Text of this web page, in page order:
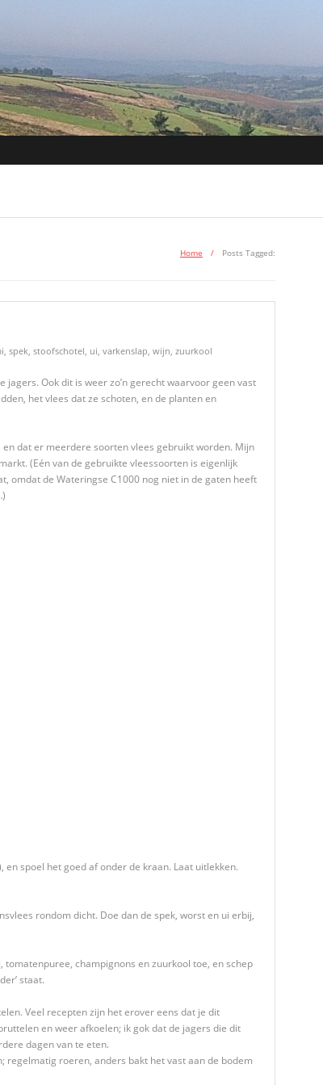
Home / Posts Tagged:
, spek, stoofschotel, ui, varkenslap, wijn, zuurkool
jagers. Ook dit is weer zo’n gerecht waarvoor geen vast
het vlees dat ze schoten, en de planten en
dat er meerdere soorten vlees gebruikt worden. Mijn
(Eén van de gebruikte vleessoorten is eigenlijk
omdat de Wateringse C1000 nog niet in de gaten heeft
spoel het goed af onder de kraan. Laat uitlekken.
rondom dicht. Doe dan de spek, worst en ui erbij,
champignons en zuurkool toe, en schep
staat.
Veel recepten zijn het erover eens dat je dit
en weer afkoelen; ik gok dat de jagers die dit
dagen van te eten.
regelmatig roeren, anders bakt het vast aan de bodem